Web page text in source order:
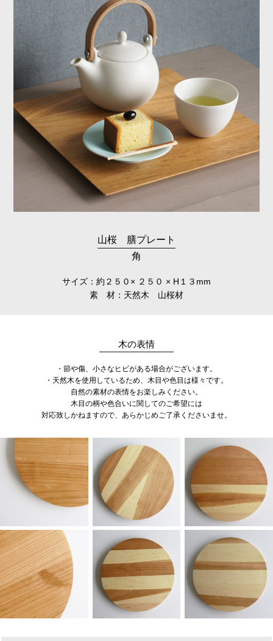
山桜 膳プレート
角
サイズ：約２５０× ２５０ × H１３mm
素 材：天然木 山桜材
木の表情
・節や傷、小さなヒビがある場合がございます。
・天然木を使用しているため、木目や色目は様々です。
自然の素材の表情をお楽しみください。
木目の柄や色合いに関してのご希望には
対応致しかねますので、あらかじめご了承くださいませ。